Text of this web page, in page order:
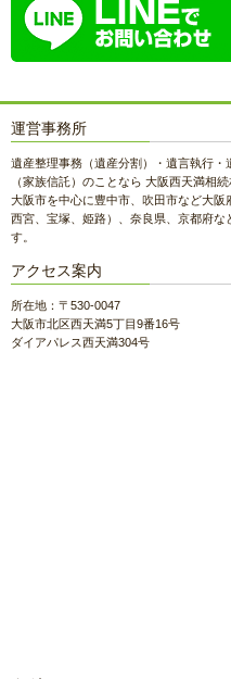
運営事務所
遺産整理事務（遺産分割）・遺言執行
（家族信託）のことなら 大阪西天満相
大阪市を中心に豊中市、吹田市など大阪
西宮、宝塚、姫路）、奈良県、京都府
す。
アクセス案内
所在地：〒530-0047
大阪市北区西天満5丁目9番16号
ダイアパレス西天満304号